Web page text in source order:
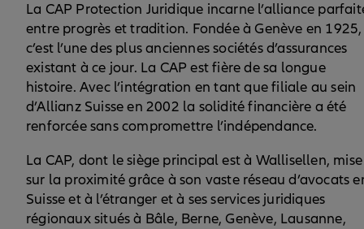
La CAP Protection Juridique incarne l’alliance
entre progrès et tradition. Fondée à Genève en 1925,
c’est l’une des plus anciennes sociétés d’assurances
existant à ce jour. La CAP est fière de sa longue
histoire. Avec l’intégration en tant que filiale au sein
d’Allianz Suisse en 2002 la solidité financière a été
renforcée sans compromettre l’indépendance.
La CAP, dont le siège principal est à Wallisellen, mise
sur la proximité grâce à son vaste réseau d’avocats
Suisse et à l’étranger et à ses services juridiques
régionaux situés à Bâle, Berne, Genève, Lausanne,